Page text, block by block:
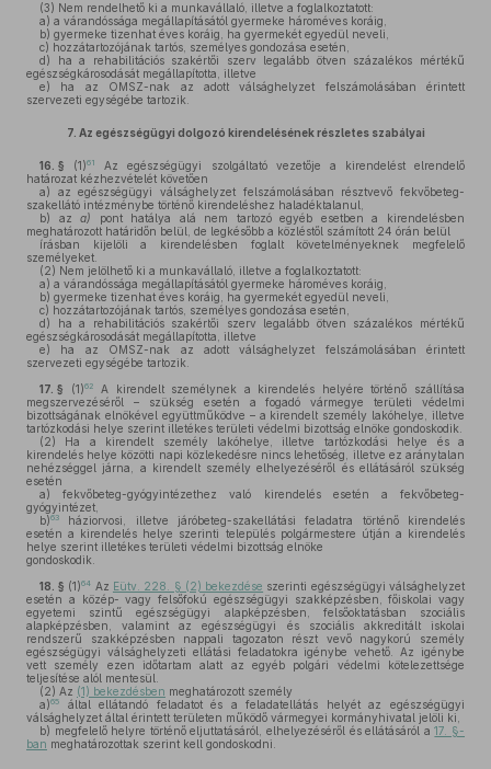
(3) Nem rendelhető ki a munkavállaló, illetve a foglalkoztatott:
a) a várandóssága megállapításától gyermeke hároméves koráig,
b) gyermeke tizenhat éves koráig, ha gyermekét egyedül neveli,
c) hozzátartozójának tartós, személyes gondozása esetén,
d) ha a rehabilitációs szakértői szerv legalább ötven százalékos mértékű
egészségkárosodását megállapította, illetve
e) ha az OMSZ-nak az adott válsághelyzet felszámolásában érintett
szervezeti egységébe tartozik.
7. Az egészségügyi dolgozó kirendelésének részletes szabályai
16. § (1)61
Az egészségügyi szolgáltató vezetője a kirendelést elrendelő
határozat kézhezvételét követően
a) az egészségügyi válsághelyzet felszámolásában résztvevő fekvőbeteg-
szakellátó intézménybe történő kirendeléshez haladéktalanul,
b) aza) pont hatálya alá nem tartozó egyéb esetben a kirendelésben
meghatározott határidőn belül, de legkésőbb a közléstől számított 24 órán belül
írásban kijelöli a kirendelésben foglalt követelményeknek megfelelő
személyeket.
(2) Nem jelölhető ki a munkavállaló, illetve a foglalkoztatott:
a) a várandóssága megállapításától gyermeke hároméves koráig,
b) gyermeke tizenhat éves koráig, ha gyermekét egyedül neveli,
c) hozzátartozójának tartós, személyes gondozása esetén,
d) ha a rehabilitációs szakértői szerv legalább ötven százalékos mértékű
egészségkárosodását megállapította, illetve
e) ha az OMSZ-nak az adott válsághelyzet felszámolásában érintett
szervezeti egységébe tartozik.
17. § (1)62
A kirendelt személynek a kirendelés helyére történő szállítása
megszervezéséről – szükség esetén a fogadó vármegye területi védelmi
bizottságának elnökével együttműködve – a kirendelt személy lakóhelye, illetve
tartózkodási helye szerint illetékes területi védelmi bizottság elnöke gondoskodik.
(2) Ha a kirendelt személy lakóhelye, illetve tartózkodási helye és a
kirendelés helye közötti napi közlekedésre nincs lehetőség, illetve ez aránytalan
nehézséggel járna, a kirendelt személy elhelyezéséről és ellátásáról szükség
esetén
a) fekvőbeteg-gyógyintézethez való kirendelés esetén a fekvőbeteg-
gyógyintézet,
b)63
háziorvosi, illetve járóbeteg-szakellátási feladatra történő kirendelés
esetén a kirendelés helye szerinti település polgármestere útján a kirendelés
helye szerint illetékes területi védelmi bizottság elnöke
gondoskodik.
18. § (1)64 Az Eütv. 228. § (2) bekezdése szerinti egészségügyi válsághelyzet
esetén a közép- vagy felsőfokú egészségügyi szakképzésben, főiskolai vagy
egyetemi szintű egészségügyi alapképzésben, felsőoktatásban szociális
alapképzésben, valamint az egészségügyi és szociális akkreditált iskolai
rendszerű szakképzésben nappali tagozaton részt vevő nagykorú személy
egészségügyi válsághelyzeti ellátási feladatokra igénybe vehető. Az igénybe
vett személy ezen időtartam alatt az egyéb polgári védelmi kötelezettsége
teljesítése alól mentesül.
(2) Az (1) bekezdésben meghatározott személy
a)65
által ellátandó feladatot és a feladatellátás helyét az egészségügyi
válsághelyzet által érintett területen működő vármegyei kormányhivatal jelöli ki,
b) megfelelő helyre történő eljuttatásáról, elhelyezéséről és ellátásáról a17. §-
ban meghatározottak szerint kell gondoskodni.